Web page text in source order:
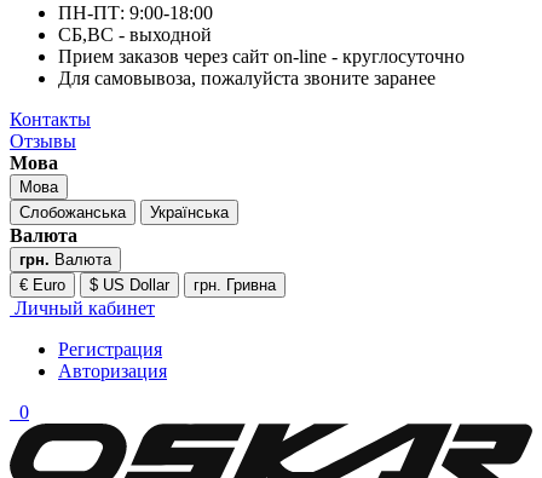
ПН-ПТ: 9:00-18:00
СБ,ВС - выходной
Прием заказов через сайт on-line - круглосуточно
Для самовывоза, пожалуйста звоните заранее
Контакты
Отзывы
Мова
Мова
Слобожанська
Українська
Валюта
грн. Валюта
€ Euro
$ US Dollar грн. Гривна
Личный кабинет
Регистрация
Авторизация
0